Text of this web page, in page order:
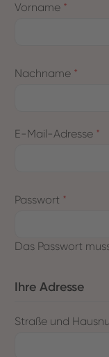
Vorname *
Nachname *
E-Mail-Adresse *
Passwort *
Das Passwort
Ihre Adresse
Straße und